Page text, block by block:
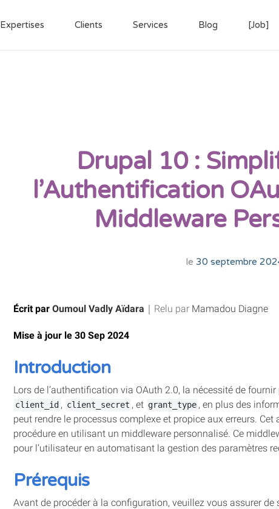
Expertises Clients Services Blog [Job]
Drupal 10 :
l’Authentification
Middleware
le 30 septembre
Écrit par Oumoul Vadly Aïdara ｜ Relu par Mamadou Diagne
Mise à jour le 30 Sep 2024
Introduction
Lors de l’authentification via OAuth 2.0, la nécessité de
client_id , client_secret , et grant_type , en plus des
peut rendre le processus complexe et propice aux erreurs.
procédure en utilisant un middleware personnalisé. Ce
pour l’utilisateur en automatisant la gestion des paramètres
Prérequis
Avant de procéder à la configuration, veuillez vous assurer